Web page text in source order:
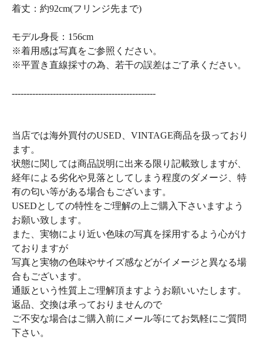
着丈：約92cm(フリンジ先まで)
モデル身長：156cm
※着用感は写真をご参照ください。
※平置き直線採寸の為、若干の誤差はご了承ください。
-------------------------------------------------
当店では海外買付のUSED、VINTAGE商品を扱っており
ます。
状態に関しては商品説明に出来る限り記載致しますが、
経年による劣化や見落としてしまう程度のダメージ、特
有の匂い等がある場合もございます。
USEDとしての特性をご理解の上ご購入下さいますよう
お願い致します。
また、実物により近い色味の写真を採用するよう心がけ
ておりますが
写真と実物の色味やサイズ感などがイメージと異なる場
合もございます。
通販という性質上ご理解頂ますようお願いいたします。
返品、交換は承っておりませんので
ご不安な場合はご購入前にメール等にてお気軽にご質問
下さい。